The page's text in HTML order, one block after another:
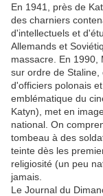
En 1941, près de
des charniers
d'intellectuels et
Allemands et
massacre. En 1990,
sur ordre de Staline,
d'officiers polonais
emblématique du
Katyn), met en
national. On
tombeau à des
teinte dès les
religiosité (un peu
jamais.
Le Journal du